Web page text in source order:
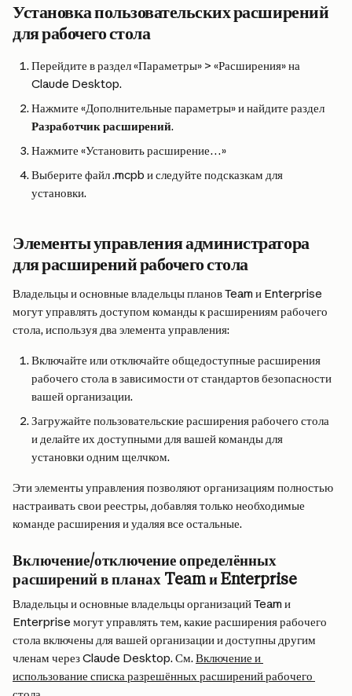
Установка пользовательских расширений
для рабочего стола
Перейдите в раздел «Параметры» > «Расширения» на
Claude Desktop.
Нажмите «Дополнительные параметры» и найдите раздел
Разработчик расширений.
Нажмите «Установить расширение…»
Выберите файл .mcpb и следуйте подсказкам для
установки.
Элементы управления администратора
для расширений рабочего стола
Владельцы и основные владельцы планов Team и Enterprise
могут управлять доступом команды к расширениям рабочего
стола, используя два элемента управления:
Включайте или отключайте общедоступные расширения
рабочего стола в зависимости от стандартов безопасности
вашей организации.
Загружайте пользовательские расширения рабочего стола
и делайте их доступными для вашей команды для
установки одним щелчком.
Эти элементы управления позволяют организациям полностью
настраивать свои реестры, добавляя только необходимые
команде расширения и удаляя все остальные.
Включение/отключение определённых
расширений в планах Team и Enterprise
Владельцы и основные владельцы организаций Team и
Enterprise могут управлять тем, какие расширения рабочего
стола включены для вашей организации и доступны другим
членам через Claude Desktop. См. Включение и
использование списка разрешённых расширений рабочего